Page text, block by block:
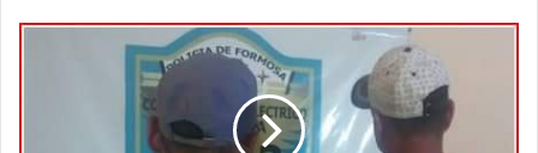
Minibus M2 1S1D $56.000
Remises $20.000